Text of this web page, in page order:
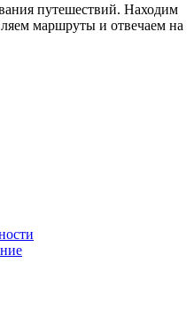
путешествий. Находим
маршруты и отвечаем на